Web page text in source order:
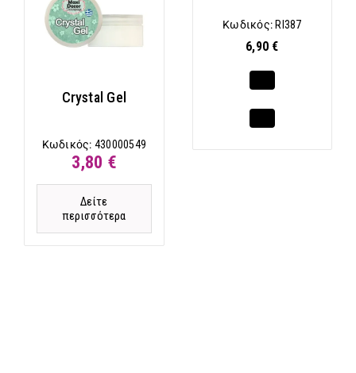
Crystal Gel
Κωδικός: 430000549
3,80 €
Δείτε
περισσότερα
Κωδικός:RI387
6,90 €